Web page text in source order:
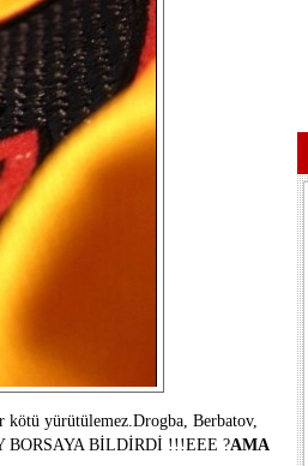
kötü yürütülemez.Drogba, Berbatov,
BORSAYA BİLDİRDİ !!!EEE ?AMA